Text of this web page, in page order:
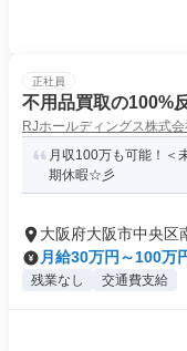
正社員
不用品買取の100%
RJホールディングス株式会
月収100万も可能！＜
期休暇☆彡
大阪府大阪市中央区
月給30万円～100万
残業なし 交通費支給